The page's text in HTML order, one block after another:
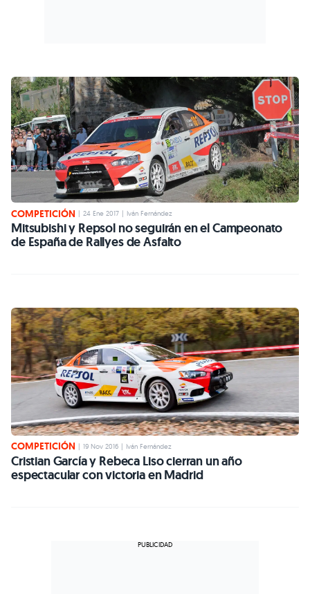
COMPETICIÓN 24 Ene 2017 Iván Fernández
Mitsubishi y Repsol no seguirán en el Campeonato
de España de Rallyes de Asfalto
COMPETICIÓN | 19 Nov 2016 | Iván Fernández
Cristian García y Rebeca Liso cierran un año
espectacular con victoria en Madrid